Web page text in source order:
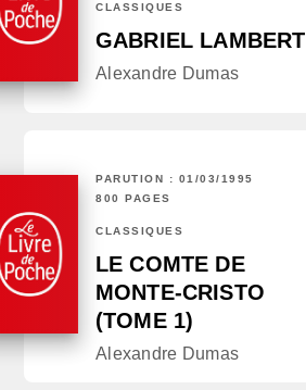
CLASSIQUES
GABRIEL LAMBERT
Alexandre Dumas
PARUTION : 01/03/1995
800 PAGES
CLASSIQUES
LE COMTE DE
MONTE-CRISTO
(TOME 1)
Alexandre Dumas